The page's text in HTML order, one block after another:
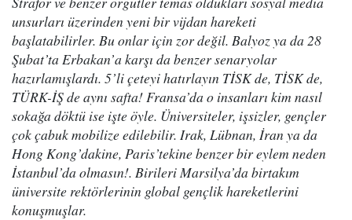
unsurları üzerinden yeni bir vijdan hareketi
başlatabilirler. Bu onlar için zor değil. Balyoz ya da 28
Şubat’ta Erbakan’a karşı da benzer senaryolar
hazırlamışlardı. 5’li çeteyi hatırlayın TİSK de, TİSK de,
TÜRK-İŞ de aynı safta! Fransa’da o insanları kim nasıl
sokağa döktü ise işte öyle. Üniversiteler, işsizler, gençler
çok çabuk mobilize edilebilir. Irak, Lübnan, İran ya da
Hong Kong’dakine, Paris’tekine benzer bir eylem neden
İstanbul’da olmasın!. Birileri Marsilya’da birtakım
üniversite rektörlerinin global gençlik hareketlerini
konuşmuşlar.